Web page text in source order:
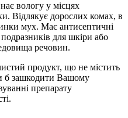
вологу у місцях
Відлякує дорослих комах, в
мух. Має антисептичні
для шкіри або
речовин.
продукт, що не містить
б зашкодити Вашому
препарату